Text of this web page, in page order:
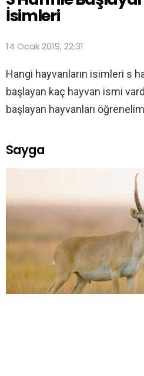
İsimleri
14 Ocak 2019, 22:31
Hangi hayvanların isimleri s
başlayan kaç hayvan ismi
başlayan hayvanları
Sayga